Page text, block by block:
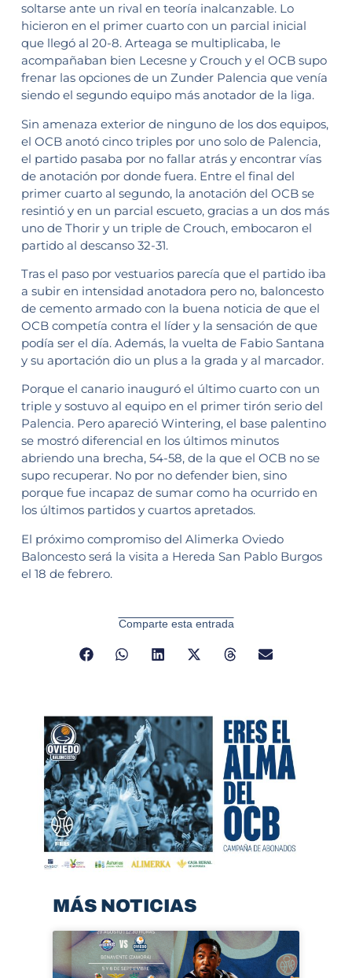
soltarse ante un rival en teoría inalcanzable. Lo
hicieron en el primer cuarto con un parcial inicial
que llegó al 20-8. Arteaga se multiplicaba, le
acompañaban bien Lecesne y Crouch y el OCB supo
frenar las opciones de un Zunder Palencia que venía
siendo el segundo equipo más anotador de la liga.
Sin amenaza exterior de ninguno de los dos equipos,
el OCB anotó cinco triples por uno solo de Palencia,
el partido pasaba por no fallar atrás y encontrar vías
de anotación por donde fuera. Entre el final del
primer cuarto al segundo, la anotación del OCB se
resintió y en un parcial escueto, gracias a un dos más
uno de Thorir y un triple de Crouch, embocaron el
partido al descanso 32-31.
Tras el paso por vestuarios parecía que el partido iba
a subir en intensidad anotadora pero no, baloncesto
de cemento armado con la buena noticia de que el
OCB competía contra el líder y la sensación de que
podía ser el día. Además, la vuelta de Fabio Santana
y su aportación dio un plus a la grada y al marcador.
Porque el canario inauguró el último cuarto con un
triple y sostuvo al equipo en el primer tirón serio del
Palencia. Pero apareció Wintering, el base palentino
se mostró diferencial en los últimos minutos
abriendo una brecha, 54-58, de la que el OCB no se
supo recuperar. No por no defender bien, sino
porque fue incapaz de sumar como ha ocurrido en
los últimos partidos y cuartos apretados.
El próximo compromiso del Alimerka Oviedo
Baloncesto será la visita a Hereda San Pablo Burgos
el 18 de febrero.
Comparte esta entrada
MÁS NOTICIAS